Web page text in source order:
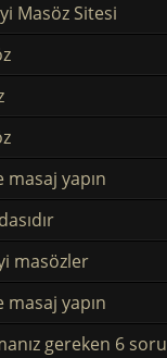
Masöz Sitesi
yapın
masözler
yapın
gereken 6 soru